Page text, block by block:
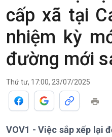
Giới thiệu
Chính trị
cấp xã tại
nhiệm kỳ
đường mới
Thứ tư, 17:00, 23/07/2025
VOV1 - Việc sắp xếp lại